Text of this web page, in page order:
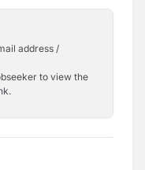
address /
to view the